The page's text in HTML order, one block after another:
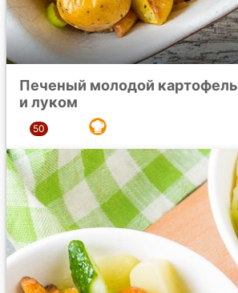
Печеный молодой
и луком